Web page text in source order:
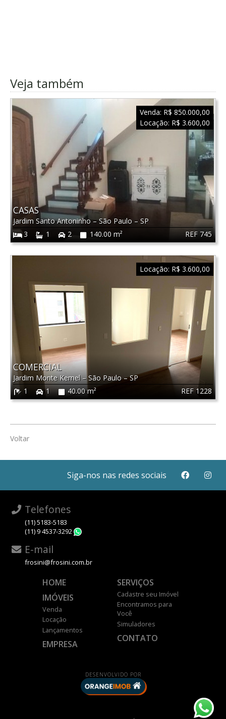
Veja também
REF 745
CASAS
Jardim Santo Antoninho–São Paulo – SP
3
1 2 140.00 m²
Venda: R$ 850.000,00
Locação: R$ 3.600,00
REF 1228
COMERCIAL
Jardim Monte Kemel–São Paulo–SP
1
1 40.00 m²
Locação: R$ 3.600,00
Voltar
Siga-nos nas redes sociais
Telefones
(11) 5183-5183
(11) 9 4537-3292
E-mail
frosini@frosini.com.br
HOME
IMÓVEIS
Venda
Locação
Lançamentos
EMPRESA
SERVIÇOS
Cadastre seu Imóvel
Encontramos para
Você
Simuladores
CONTATO
DESENVOLVIDO POR